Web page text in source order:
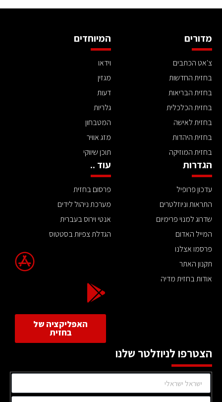
מדורים
צ'אט הכתבים
בחזית החדשות
בחזית הבריאות
בחזית הכלכלית
בחזית לאישה
בחזית היהדות
בחזית המוזיקה
המיוחדים
וידאו
מגזין
דעות
גלריות
המטבחון
מזג אוויר
תוכן שיווקי
הגדרות
עדכון פרופיל
התראות וניוזלטרים
שדרוג למנוי פרימיום
המייל האדום
פרסמו אצלנו
תקנון האתר
אודות בחזית מדיה
עוד ..
פרסום בחזית
מערכת ניהול לידים
אנטי וירוס בעברית
הגדלת צפיות בסטטוס
האפליקציה של
בחזית
הצטרפו לניוזלטר שלנו